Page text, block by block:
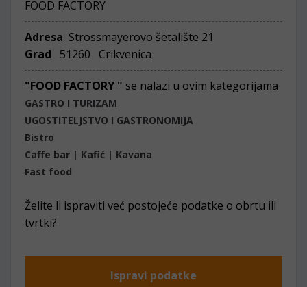
FOOD FACTORY
Adresa Strossmayerovo šetalište 21
Grad
51260 Crikvenica
"FOOD FACTORY " se nalazi u ovim kategorijama
GASTRO I TURIZAM
UGOSTITELJSTVO I GASTRONOMIJA
Bistro
Caffe bar | Kafić | Kavana
Fast food
Želite li ispraviti već postojeće podatke o obrtu ili
tvrtki?
Ispravi podatke